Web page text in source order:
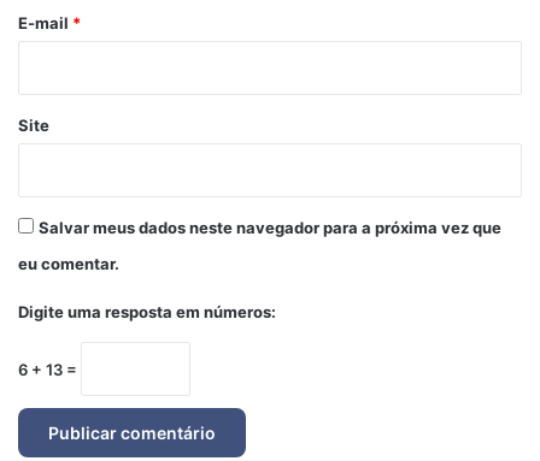
*
E-mail *
Site
Salvar meus dados neste navegador para a próxima vez que
eu comentar.
Digite uma resposta em números:
6 + 13 =